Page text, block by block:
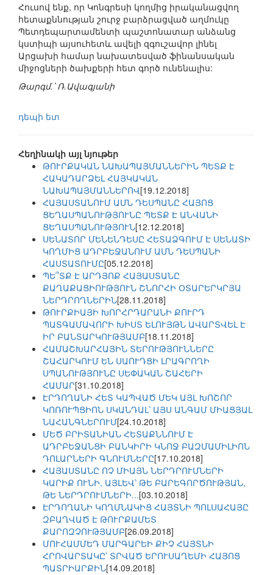
Հուսով ենք, որ Կոնգրեսի կողմից իրականացվող
հետաքննության շուրջ բարձրացված աղմուկը
Պետդեպարտամենտի պաշտոնատար անձանց
կստիպի այսուհետև ավելի զգուշավոր լինել
Արցախի համար նախատեսված ֆինանսական
միջոցների ծախքերի հետ գործ ունենալիս:
Թարգմ.՝ Ռ.Ավագյանի
դեպի ետ
Հեղինակի այլ նյութեր
ԹՈՒՐՔԱԿԱՆ ՆԱԽԱՊԱՅՄԱՆՆԵՐԻՆ ՊԵՏՔ Է
ՀԱԿԱԴԱՐՁԵԼ ՀԱՅԿԱԿԱՆ
ՆԱԽԱՊԱՅՄԱՆՆԵՐՈՎ[19.12.2018]
ՀԱՅԱՍՏԱՆՈՒՄ ԱՄՆ ԴԵՍՊԱՆԸ ՀԱՅՈՑ
ՑԵՂԱՍՊԱՆՈՒԹՅՈՒՆԸ ՊԵՏՔ Է ԱՆՎԱՆԻ
ՑԵՂԱՍՊԱՆՈՒԹՅՈՒՆ[12.12.2018]
ՍԵՆԱՏՈՐ ՄԵՆԵՆԴԵՍԸ ՀԵՏԱՁԳՈՒՄ Է ՍԵՆԱՏԻ
ԿՈՂՄԻՑ ԱԴՐԲԵՋԱՆՈՒՄ ԱՄՆ ԴԵՍՊԱՆԻ
ՀԱՍՏԱՏՈՒՄԸ[05.12.2018]
ՊԵ՞ՏՔ Է ԱՐԴՅՈՔ ՀԱՅԱՍՏԱՆԸ
ՔԱՂԱՔԱՑԻՈՒԹՅՈՒՆ ՇՆՈՐՀԻ ՕՏԱՐԵՐԿՐՅԱ
ՆԵՐԴՐՈՂՆԵՐԻՆ[28.11.2018]
ԹՈՒՐՔԻԱՅԻ ԽՈՐՀՐԴԱՐԱՆԻ ՔՈՒՐԴ
ՊԱՏԳԱՄԱՎՈՐԻ ԽԻՍՏ ԵԼՈՒՅԹՆ ԱՎԱՐՏՎԵԼ Է
ԻՐ ԲԱՆՏԱՐԿՈՒԹՅԱՄԲ[18.11.2018]
ՀԱՄԱՇԽԱՐՀԱՅԻՆ ՏԵՐՈՒԹՅՈՒՆՆԵՐԸ
ՇԱՀԱՐԿՈՒՄ ԵՆ ՍԱՈՒԴՑԻ ԼՐԱԳՐՈՂԻ
ՍՊԱՆՈՒԹՅՈՒՆԸ ՍԵՓԱԿԱՆ ՇԱՀԵՐԻ
ՀԱՄԱՐ[31.10.2018]
ԷՐԴՈՂԱՆԻ ՀԵՏ ԿԱՊՎԱԾ ՄԵԿ ԱՅԼ ԽՈՇՈՐ
ԿՈՌՈՒՊՑԻՈՆ ՍԿԱՆԴԱԼ՝ ԱՅՍ ԱՆԳԱՄ ՄԻԱՑՅԱԼ
ՆԱՀԱՆԳՆԵՐՈՒՄ[24.10.2018]
ՄԵԾ ԲՐԻՏԱՆԻԱՆ ՀԵՏԱՔՆՆՈՒՄ Է
ԱԴՐԲԵՋԱՆՑԻ ԲԱՆԿԻՐԻ ԿՆՈՋ ԲԱԶՄԱՄԻԼԻՈՆ
ԴՈԼԱՐՆԵՐԻ ԳՆՈՒՄՆԵՐԸ[17.10.2018]
ՀԱՅԱՍՏԱՆԸ ՈՉ ՄԻԱՅՆ ՆԵՐԴՐՈՒՄՆԵՐԻ
ԿԱՐԻՔ ՈՒՆԻ, ԱՅԼԵՎ՝ ԹԵ ԲԱՐԵԳՈՐԾՈՒԹՅԱՆ,
ԹԵ ՆԵՐԴՐՈՒՄՆԵՐԻ...[03.10.2018]
ԷՐԴՈՂԱՆԻ ԿՈՂՄՆԱԿԻՑ ՀԱՅՏՆԻ ՊՈԼՍԱՀԱՅԸ
ԶԲԱՂՎԱԾ Է ԹՈՒՐՔԱՄԵՏ
ՔԱՐՈԶՉՈՒԹՅԱՄԲ[26.09.2018]
ՄՈՒՀԱՄՄԵԴ ՄԱՐԳԱՐԵԻ ՔԻՉ ՀԱՅՏՆԻ
ՀՐՈՎԱՐՏԱԿԸ՝ ՏՐՎԱԾ ԵՐՈՒՍԱՂԵՄԻ ՀԱՅՈՑ
ՊԱՏՐԻԱՐՔԻՆ[14.09.2018]